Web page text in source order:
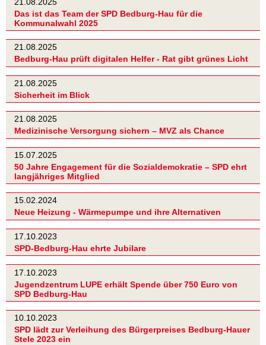
Das ist das Team der SPD Bedburg-Hau für die
Kommunalwahl 2025
21.08.2025
Bedburg-Hau prüft digitalen Helfer - Rat gibt grünes Licht
21.08.2025
Sicherheit im Blick
21.08.2025
Medizinische Versorgung sichern – MVZ als Chance
15.07.2025
50 Jahre Engagement für die Sozialdemokratie – SPD ehrt
langjähriges Mitglied
15.02.2024
Neue Heizung - Wärmepumpe und ihre Alternativen
17.10.2023
SPD-Bedburg-Hau ehrte Jubilare
17.10.2023
Jugendzentrum LUPE erhält Spende über 750 Euro von
SPD Bedburg-Hau
10.10.2023
SPD lädt zur Verleihung des Bürgerpreises Bedburg-Hauer
Stele 2023 ein